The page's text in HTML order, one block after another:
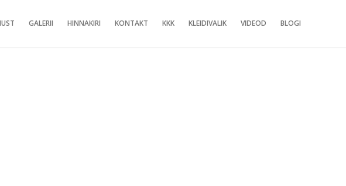
GALERII HINNAKIRI KONTAKT KKK KLEIDIVALIK VIDEOD BLOGI